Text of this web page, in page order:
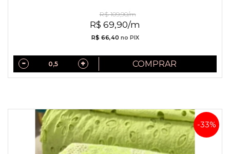
R$ 69,90/m
R$ 109,90/m
R$ 66,40 no PIX
COMPRAR
-33%